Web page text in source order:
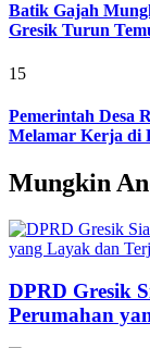
Batik Gajah
Gresik Turun
15
Pemerintah Desa
Melamar Kerja di
Mungkin
DPRD Gresik
Perumahan